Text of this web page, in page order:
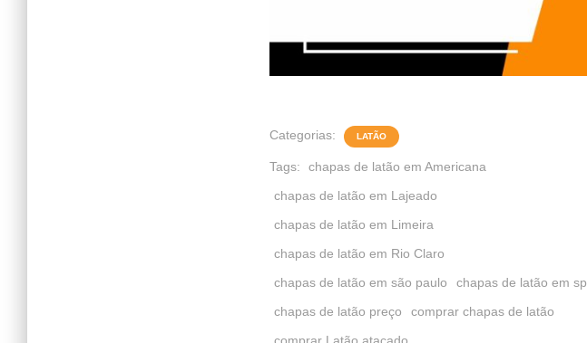
Categorias: LATÃO
Tags:
chapas de latão em Americana
chapas de latão em Lajeado
chapas de latão em Limeira
chapas de latão em Rio Claro
chapas de latão em são paulo
chapas de latão em sp
chapas de latão preço
comprar chapas de latão